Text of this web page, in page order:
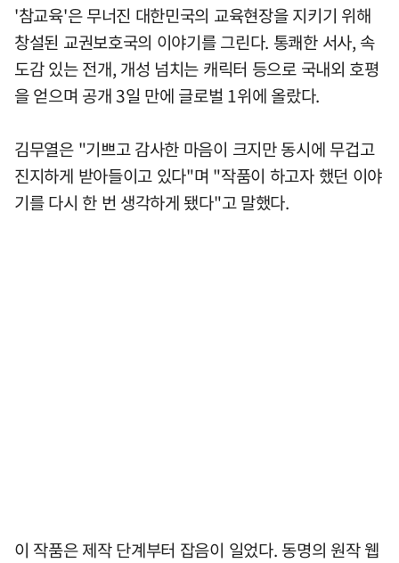
'참교육'은 무너진 대한민국의 교육현장을 지키기 위해
창설된 교권보호국의 이야기를 그린다. 통쾌한 서사, 속
도감 있는 전개, 개성 넘치는 캐릭터 등으로 국내외 호평
을 얻으며 공개 3일 만에 글로벌 1위에 올랐다.
김무열은 "기쁘고 감사한 마음이 크지만 동시에 무겁고
진지하게 받아들이고 있다"며 "작품이 하고자 했던 이야
기를 다시 한 번 생각하게 됐다"고 말했다.
이 작품은 제작 단계부터 잡음이 일었다. 동명의 원작 웹